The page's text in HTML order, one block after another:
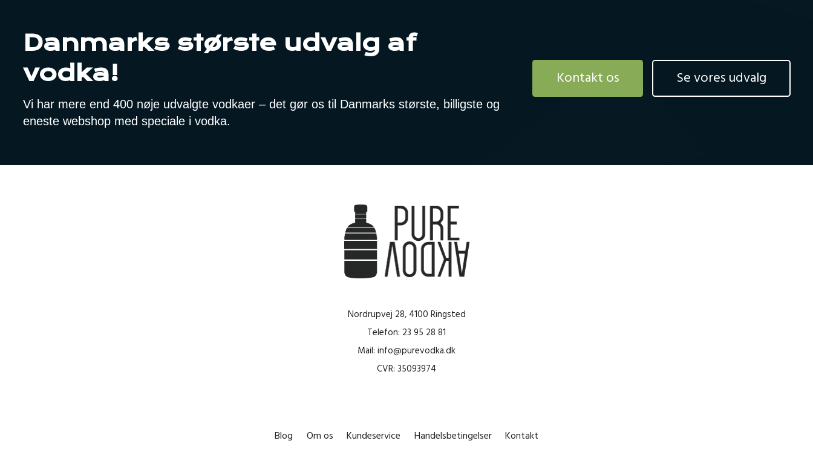
Danmarks største udvalg af
vodka!
Vi har mere end 400 nøje udvalgte vodkaer – det gør os til Danmarks største, billigste og
eneste webshop med speciale i vodka.
Kontakt os Se vores udvalg
Nordrupvej 28, 4100 Ringsted
Telefon: 23 95 28 81
Mail: info@purevodka.dk
CVR: 35093974
Blog Om os Kundeservice Handelsbetingelser Kontakt